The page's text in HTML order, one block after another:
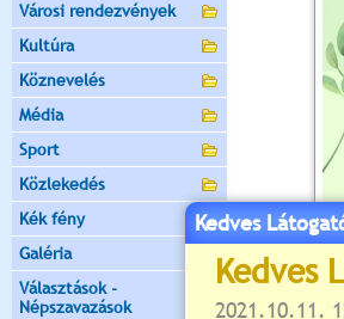
Városi rendezvények
Kultúra
Köznevelés
Média
Sport
Közlekedés
Kék fény
Galéria
Választások -
Népszavazások
Kedves